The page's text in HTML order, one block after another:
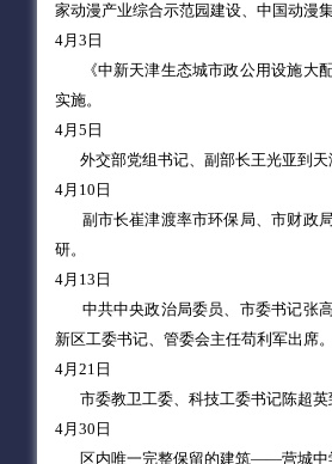
家动漫产业综合示范园建设、中国动漫
4月3日
《中新天津生态城市政公用设施
实施。
4月5日
外交部党组书记、副部长王光亚到
4月10日
副市长崔津渡率市环保局、市财政
研。
4月13日
中共中央政治局委员、市委书记张
新区工委书记、管委会主任苟利军出席
4月21日
市委教卫工委、科技工委书记陈超
4月30日
区内唯一完整保留的建筑——营城中